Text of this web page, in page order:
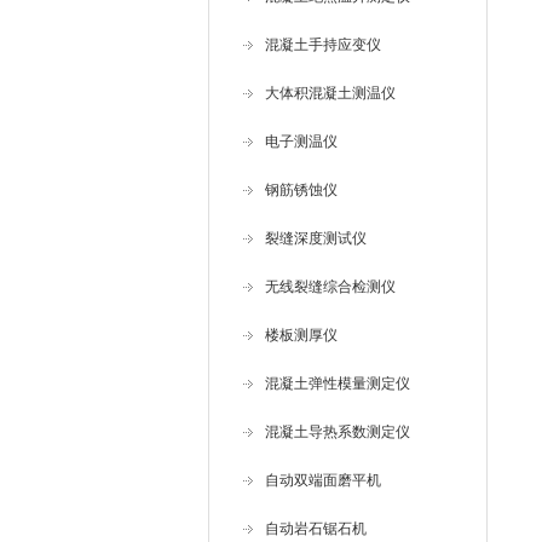
混凝土手持应变仪
大体积混凝土测温仪
电子测温仪
钢筋锈蚀仪
裂缝深度测试仪
无线裂缝综合检测仪
楼板测厚仪
混凝土弹性模量测定仪
混凝土导热系数测定仪
自动双端面磨平机
自动岩石锯石机